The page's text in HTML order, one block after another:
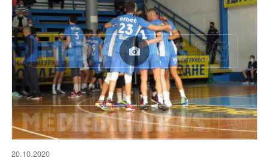
20.10.2020